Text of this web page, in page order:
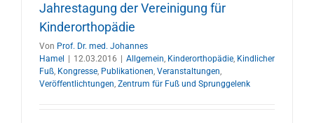
Jahrestagung der Vereinigung für
Kinderorthopädie
Von Prof. Dr. med. Johannes
Hamel
12.03.2016 Allgemein, Kinderorthopädie, Kindlicher
Fuß, Kongresse, Publikationen, Veranstaltungen,
Veröffentlichtungen, Zentrum für Fuß und Sprunggelenk